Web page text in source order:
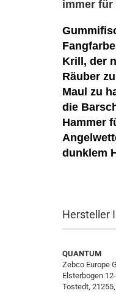
immer für
Krill, der
Räuber
Maul zu
die
Hammer
dunklem
Hersteller
QUANTUM
Zebco Europe
Elsterbogen
Tostedt,